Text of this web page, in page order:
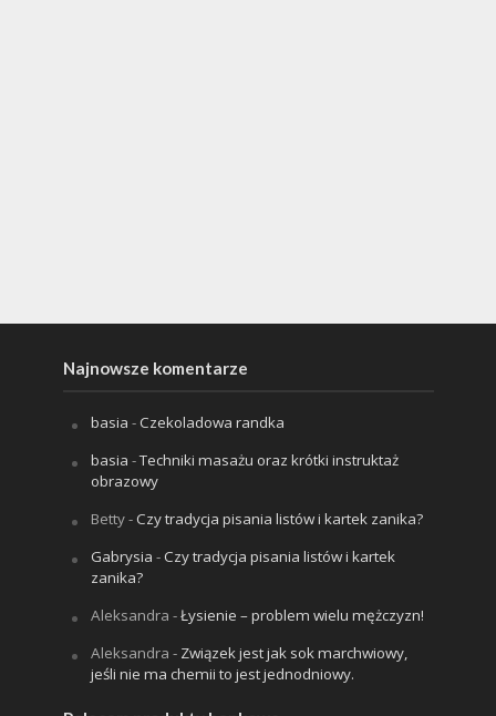
Najnowsze komentarze
basia -Czekoladowa randka
basia -Techniki masażu oraz krótki instruktaż
obrazowy
Betty-Czy tradycja pisania listów i kartek zanika?
Gabrysia -Czy tradycja pisania listów i kartek
zanika?
Aleksandra -Łysienie – problem wielu mężczyzn!
Aleksandra - Związek jest jak sok marchwiowy,
jeśli nie ma chemii to jest jednodniowy.